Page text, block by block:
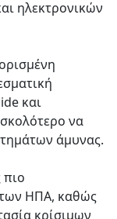
ηλεκτρονικών
και
να
άμυνας.
πιο
των ΗΠΑ, καθώς
κρίσιμων